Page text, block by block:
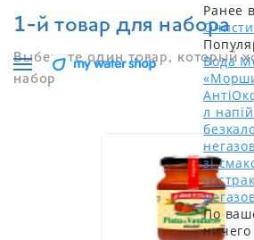
Ранее
Вода
л
зі
По
1-й товар для набора
Выберите один товар, который
набор